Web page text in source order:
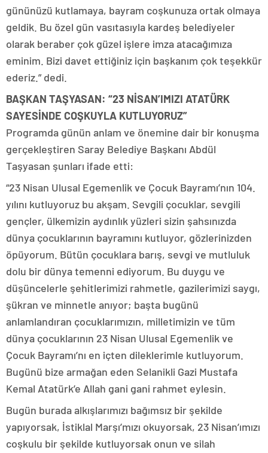
gününüzü kutlamaya, bayram coşkunuza ortak olmaya
geldik. Bu özel gün vasıtasıyla kardeş belediyeler
olarak beraber çok güzel işlere imza atacağımıza
eminim. Bizi davet ettiğiniz için başkanım çok teşekkür
ederiz.” dedi.
BAŞKAN TAŞYASAN: “23 NİSAN’IMIZI ATATÜRK
SAYESİNDE COŞKUYLA KUTLUYORUZ”
Programda günün anlam ve önemine dair bir konuşma
gerçekleştiren Saray Belediye Başkanı Abdül
Taşyasan şunları ifade etti:
“23 Nisan Ulusal Egemenlik ve Çocuk Bayramı’nın 104.
yılını kutluyoruz bu akşam. Sevgili çocuklar, sevgili
gençler, ülkemizin aydınlık yüzleri sizin şahsınızda
dünya çocuklarının bayramını kutluyor, gözlerinizden
öpüyorum. Bütün çocuklara barış, sevgi ve mutluluk
dolu bir dünya temenni ediyorum. Bu duygu ve
düşüncelerle şehitlerimizi rahmetle, gazilerimizi saygı,
şükran ve minnetle anıyor; başta bugünü
anlamlandıran çocuklarımızın, milletimizin ve tüm
dünya çocuklarının 23 Nisan Ulusal Egemenlik ve
Çocuk Bayramı’nı en içten dileklerimle kutluyorum.
Bugünü bize armağan eden Selanikli Gazi Mustafa
Kemal Atatürk’e Allah gani gani rahmet eylesin.
Bugün burada alkışlarımızı bağımsız bir şekilde
yapıyorsak, İstiklal Marşı’mızı okuyorsak, 23 Nisan’ımızı
coşkulu bir şekilde kutluyorsak onun ve silah